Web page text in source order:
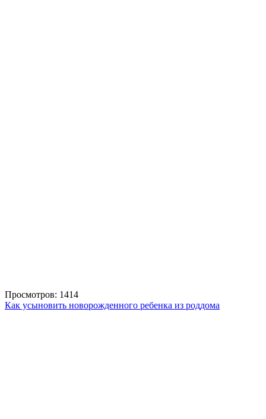
Просмотров: 1414
Как усыновить новорожденного ребенка из роддома